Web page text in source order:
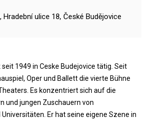
Hradební ulice 18, České Budějovice
seit 1949 in Ceske Budejovice tätig. Seit
Oper und Ballett die vierte Bühne
Es konzentriert sich auf die
und jungen Zuschauern von
Er hat seine eigene Szene in